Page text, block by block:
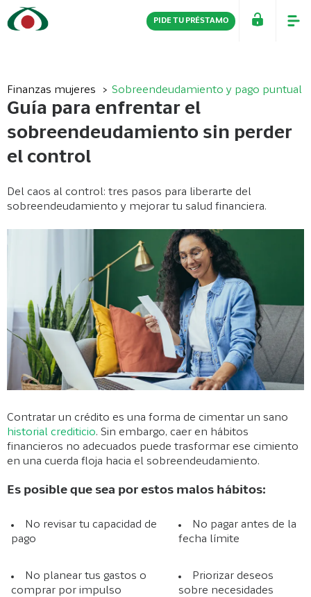
PIDE TU PRÉSTAMO
Finanzas mujeres Sobreendeudamiento y pago puntual
Guía para enfrentar el
sobreendeudamiento sin perder
el control
Del caos al control: tres pasos para liberarte del
sobreendeudamiento y mejorar tu salud financiera.
Contratar un crédito es una forma de cimentar un sano
historial crediticio. Sin embargo, caer en hábitos
financieros no adecuados puede trasformar ese cimiento
en una cuerda floja hacia el sobreendeudamiento.
Es posible que sea por estos malos hábitos:
No revisar tu capacidad de
pago
No pagar antes de la
fecha límite
No planear tus gastos o
comprar por impulso
Priorizar deseos
sobre necesidades